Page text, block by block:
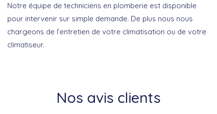
Notre équipe de techniciens en plomberie est disponible
pour intervenir sur simple demande. De plus nous nous
chargeons de l’entretien de votre climatisation ou de votre
climatiseur.
Nos avis clients